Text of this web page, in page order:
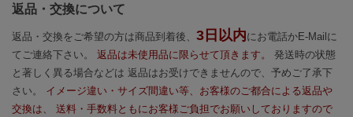
返品・交換について
返品・交換をご希望の方は商品到着後、 3日以内にお電話かE-Mailに
てご連絡下さい。 返品は未使用品に限らせて頂きます。
発送時の状態
と著しく異る場合などは 返品はお受けできませんので、予めご了承下
さい。 イメージ違い・サイズ間違い等、お客様のご都合による返品や
交換は、 送料・手数料ともにお客様ご負担でお願いしておりますので